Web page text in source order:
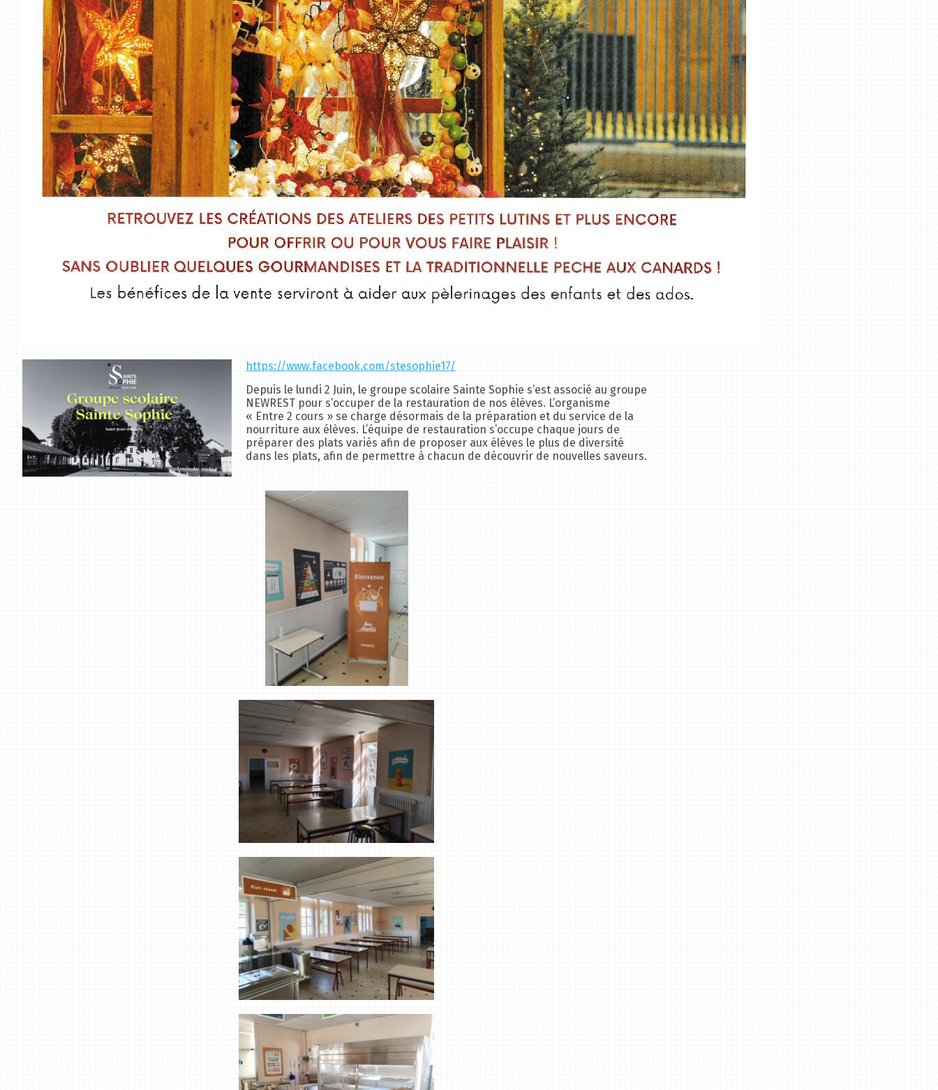
https://www.facebook.com/stesophie17/
Depuis le lundi 2 Juin, le groupe scolaire Sainte Sophie s’est associé au groupe
NEWREST pour s’occuper de la restauration de nos élèves. L’organisme
« Entre 2 cours » se charge désormais de la préparation et du service de la
nourriture aux élèves. L’équipe de restauration s’occupe chaque jours de
préparer des plats variés afin de proposer aux élèves le plus de diversité
dans les plats, afin de permettre à chacun de découvrir de nouvelles saveurs.